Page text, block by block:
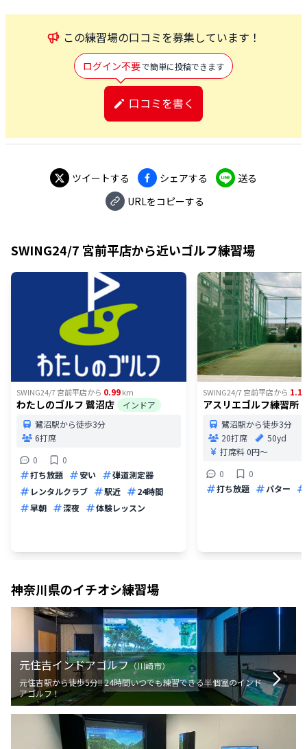
この練習場の口コミを募集しています！
ログイン不要で簡単に投稿できます
口コミを書く
ツイートする シェアする
送る
URLをコピーする
SWING24/7 宮前平店から近いゴルフ練習場
SWING24/7 宮前平店から 0.99km
わたしのゴルフ 鷺沼店
インドア
鷺沼駅から徒歩3分
6打席
0
0
打ち放題
安い
弾道測定器
レンタルクラブ
駅近
24時間
早朝
深夜 体験レッスン
SWING24/7 宮前平店から 1.1
アスリエゴルフ練習所
鷺沼駅から徒歩3分
20打席
50yd
打席料0円〜
0
0
打ち放題
パター
神奈川県のイチオシ練習場
元住吉インドアゴルフ（川崎市）
元住吉駅から徒歩5分!! 24時間いつでも練習できる半個室のインド
アゴルフ！